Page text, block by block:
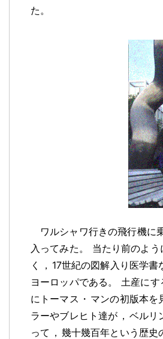
た 。
ワルシャワ行きの飛行機に
入ってみた 。
当たり前のよ
く
， 17世紀の図解入り医学書
ヨーロッパである 。
土産に
にトーマス ・ マンの初版本を
ラーやブレヒト達が ， ベルリ
って ， 幾十幾百年という歴史